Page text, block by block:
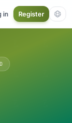
in Register